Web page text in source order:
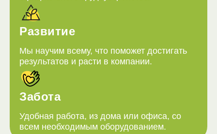
Развитие
Мы научим всему, что поможет достигать
результатов и расти в компании.
Забота
Удобная работа, из дома или офиса, со
всем необходимым оборудованием.